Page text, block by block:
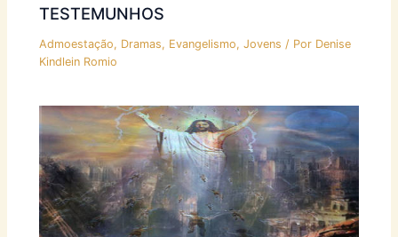
TESTEMUNHOS
Admoestação, Dramas, Evangelismo,Jovens / Por Denise
Kindlein Romio